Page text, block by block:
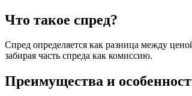
Что такое спред?
Спред определяется как разница между
забирая часть спреда как комиссию.
Преимущества и